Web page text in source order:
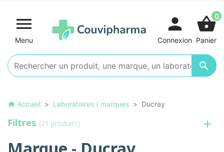

Menu

person
Connexion
shopping_basket0
Panier
home Accueil Laboratoires / marques Ducray
Filtres (21 produits)